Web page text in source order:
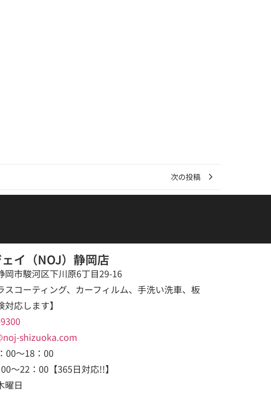
次の投稿
イ（NOJ）静岡店
岡市駿河区下川原6丁目29-16
スコーティング、カーフィルム、手洗い洗車、板
応します】
shizuoka.com
00〜18：00
～22：00【365日対応!!】
曜日